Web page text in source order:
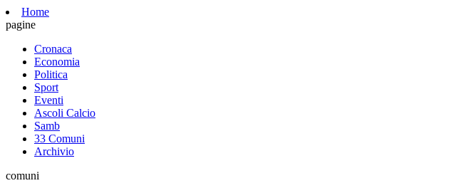
Home
pagine
Cronaca
Economia
Politica
Sport
Eventi
Ascoli Calcio
Samb
33 Comuni
Archivio
comuni